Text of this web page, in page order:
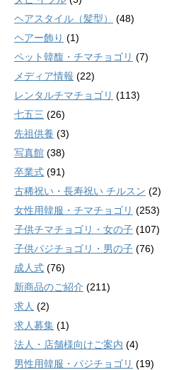
ヘアスタイル（髪型）
(48)
ヘアー飾り (1)
ペット韓馥・チマチョゴリ (7)
メディア情報 (22)
レンタルチマチョゴリ (113)
七五三 (26)
先祖供養 (3)
写真館 (38)
卒業式 (91)
古稀祝い・長寿祝い チルスン (2)
女性用韓服・チマチョゴリ (253)
子供チマチョゴリ・女の子 (107)
子供パジチョゴリ・男の子 (76)
成人式 (76)
新商品のご紹介 (211)
求人 (2)
求人募集 (1)
法人・店舗様向けご案内 (4)
男性用韓服・パジチョゴリ (19)